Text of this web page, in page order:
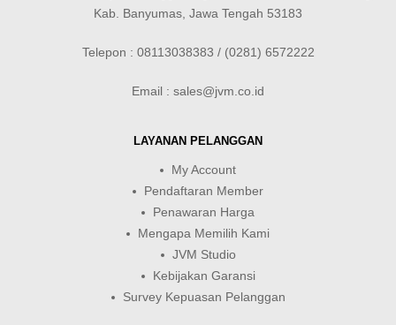
Kab. Banyumas, Jawa Tengah 53183
Telepon : 08113038383 / (0281) 6572222
Email : sales@jvm.co.id
LAYANAN PELANGGAN
My Account
Pendaftaran Member
Penawaran Harga
Mengapa Memilih Kami
JVM Studio
Kebijakan Garansi
Survey Kepuasan Pelanggan